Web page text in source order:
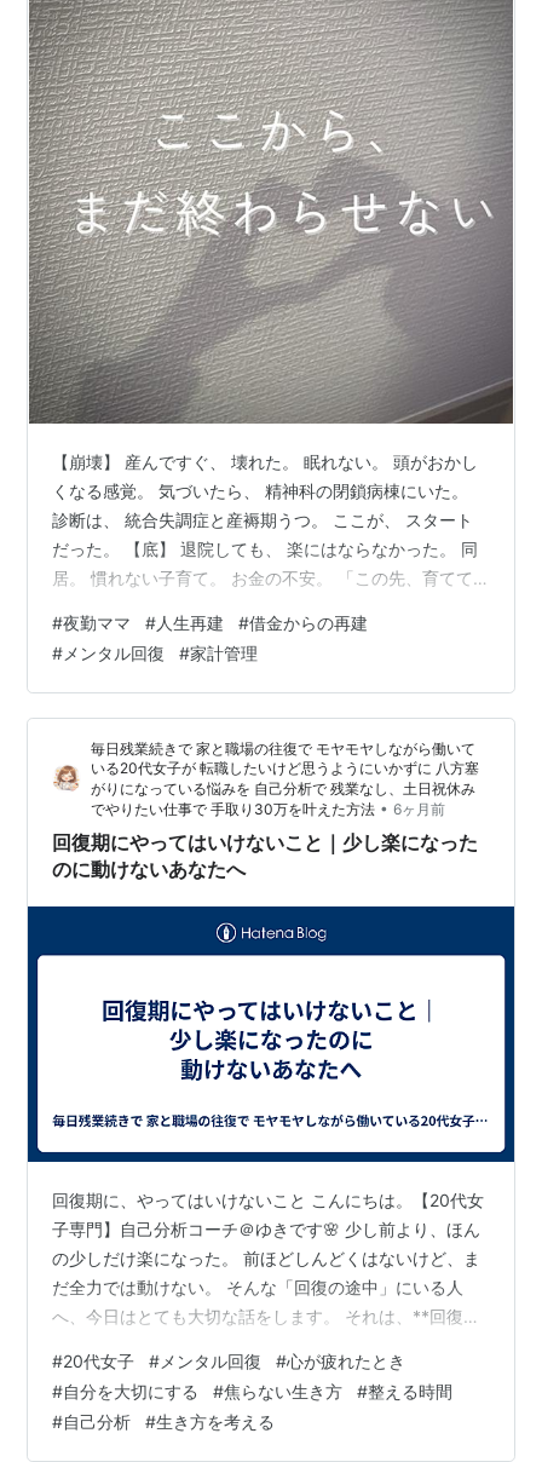
【崩壊】 産んですぐ、 壊れた。 眠れない。 頭がおかし
くなる感覚。 気づいたら、 精神科の閉鎖病棟にいた。
診断は、 統合失調症と産褥期うつ。 ここが、 スタート
だった。 【底】 退院しても、 楽にはならなかった。 同
居。 慣れない子育て。 お金の不安。 「この先、育てて
金250万円。 全部、 崩れた。 【壊れた関係】 夫との関
係も、 終わった。 離婚の言葉が、 現実になった。
【今】 別居して1年。 夜勤で働く。 月18〜20万。 全
部、 自分で回す。 食費3万。 シンプルに生きる。 【変
化】 不思議と、 お金の怖さは変わった。 見え…
#夜勤ママ #人生再建 #借金からの再建
# メンタル回復 #家計管理
毎日残業続きで 家と職場の往復で モヤモヤしながら働いて
いる20代女子が 転職したいけど思うようにいかずに 八方塞
がりになっている悩みを 自己分析で 残業なし、土日祝休み
でやりたい仕事で 手取り30万を叶えた方法 • 6ヶ月前
回復期にやってはいけないこと｜少し楽になった
のに動けないあなたへ
回復期に、やってはいけないこと こんにちは。【20代女
子専門】自己分析コーチ＠ゆきです🌸 少し前より、ほん
の少しだけ楽になった。 前ほどしんどくはないけど、ま
だ全力では動けない。 そんな「回復の途中」にいる人
へ、今日はとても大切な話をします。 それは、**回復期
ばん自分に厳しくなりやすい 不思議だけど、よくあるこ
とです。 しんどさのどん底にいるときより、少し元気が
戻ってきた頃のほうが、 ・そろそろ頑張らなきゃ・この
#20代女子 # メンタル回復 #心が疲れたとき
#自分を大切にする #焦らない生き方 #整える時間
#自己分析 #生き方を考える